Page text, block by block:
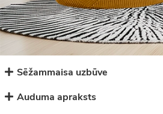
Sēžammaisa uzbūve
Auduma apraksts